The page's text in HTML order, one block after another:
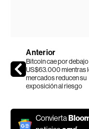
Anterior
Bitcoin cae por
US$63.000 mientras
mercados reducen su
exposición al riesgo
Convierta